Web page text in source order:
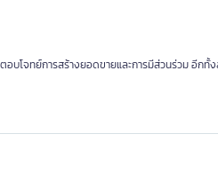
โจทย์การสร้างยอดขายและการมีส่วนร่วม อีกทั้